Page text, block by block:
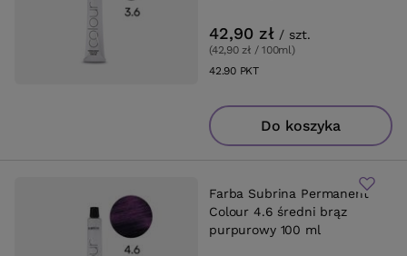
42,90 zł / szt.
(42,90 zł / 100ml)
42.90PKTpunktów
Do koszyka
Farba Subrina Permanent
Colour 4.6 średni brąz
purpurowy 100 ml